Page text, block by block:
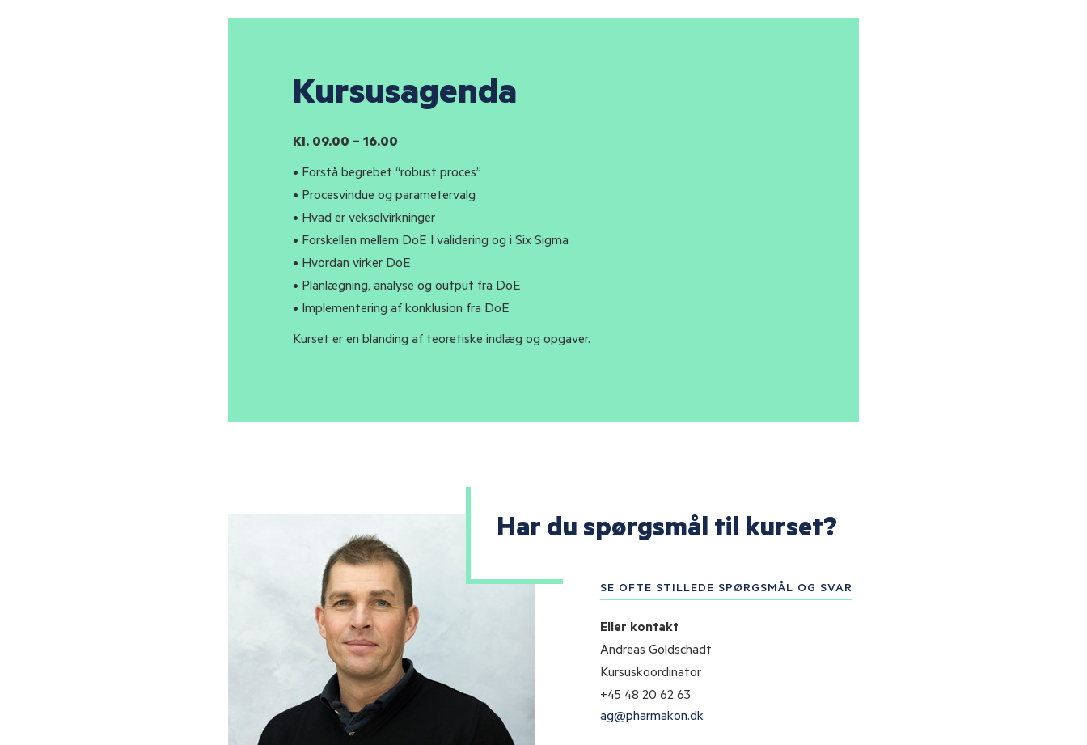
Kursusagenda
Kl. 09.00 – 16.00
• Forstå begrebet “robust proces”
• Procesvindue og parametervalg
• Hvad er vekselvirkninger
• Forskellen mellem DoE I validering og i Six Sigma
• Hvordan virker DoE
• Planlægning, analyse og output fra DoE
• Implementering af konklusion fra DoE
Kurset er en blanding af teoretiske indlæg og opgaver.
Har du spørgsmål til kurset?
SE OFTE STILLEDE SPØRGSMÅL OG SVAR
Eller kontakt
Andreas Goldschadt
Kursuskoordinator
+45 48 20 62 63
ag@pharmakon.dk